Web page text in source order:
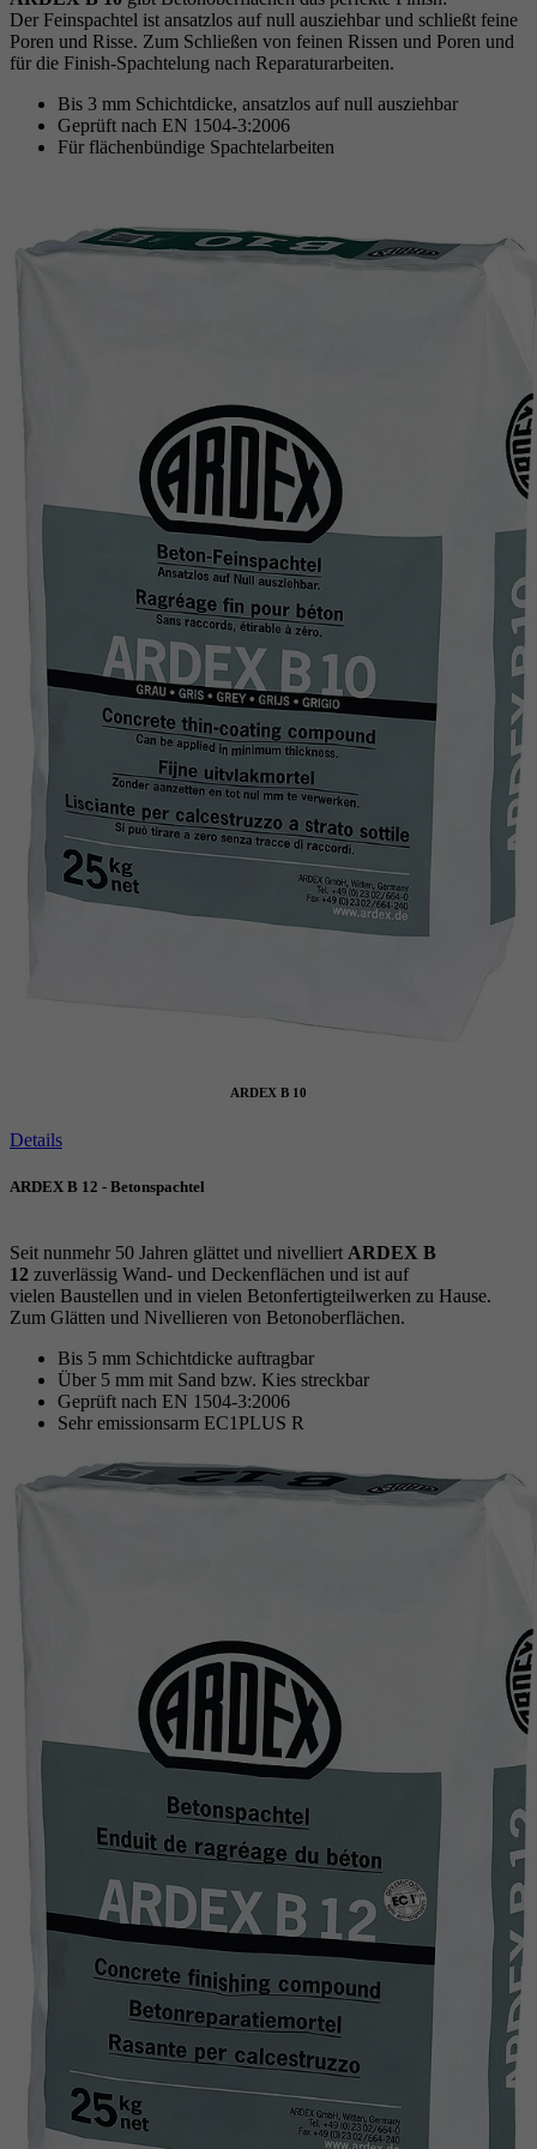
Der Feinspachtel ist ansatzlos auf null ausziehbar und schließt feine
Poren und Risse. Zum Schließen von feinen Rissen und Poren und
für die Finish-Spachtelung nach Reparaturarbeiten.
Bis 3 mm Schichtdicke, ansatzlos auf null ausziehbar
Geprüft nach EN 1504-3:2006
Für flächenbündige Spachtelarbeiten
ARDEX B 10
Details
ARDEX B 12 - Betonspachtel
Seit nunmehr 50 Jahren glättet und nivelliert ARDEX B
12 zuverlässig Wand- und Deckenflächen und ist auf
vielen Baustellen und in vielen Betonfertigteilwerken zu Hause.
Zum Glätten und Nivellieren von Betonoberflächen.
Bis 5 mm Schichtdicke auftragbar
Über 5 mm mit Sand bzw. Kies streckbar
Geprüft nach EN 1504-3:2006
Sehr emissionsarm EC1PLUS R
Laufzeit 1 Jahr
Anbieter .myfonts.net
_GRECAPTCHA
Google reCAPTCHA
6 Monate
reCAPTCHA setzt ein notwendiges Cookie
(_GRECAPTCHA), wenn es zum Zweck der
Risikoanalyse ausgeführt wird.
Zweck
Cookie von Google zur Steuerung der
erweiterten Script- und Ereignisbehandlung.
Name _gat
Laufzeit 1 Tag
Zweck Google Maps Karte für die Außendienstsuche